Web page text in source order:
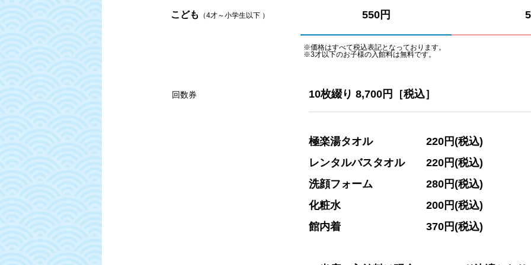
こども （4才～小学生以下 ） 550円
※価格はすべて税込表記となっております。
※3才以下のお子様の入館料は無料です。
回数券 10枚綴り 8,700円［税込］
極楽湯タオル 220円(税込)
レンタルバスタオル 220円(税込)
洗顔フォーム 280円(税込)
化粧水 200円(税込)
館内着 370円(税込)